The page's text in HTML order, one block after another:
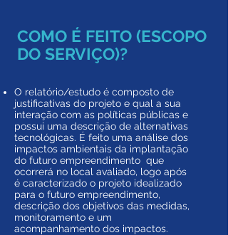
COMO É FEITO (ESCOPO
DO SERVIÇO)?
O relatório/estudo é composto de
justificativas do projeto e qual a sua
interação com as políticas públicas e
possui uma descrição de alternativas
tecnológicas. É feito uma análise dos
impactos ambientais da implantação
do futuro empreendimento que
ocorrerá no local avaliado, logo após
é caracterizado o projeto idealizado
para o futuro empreendimento,
descrição dos objetivos das medidas,
monitoramento e um
acompanhamento dos impactos.